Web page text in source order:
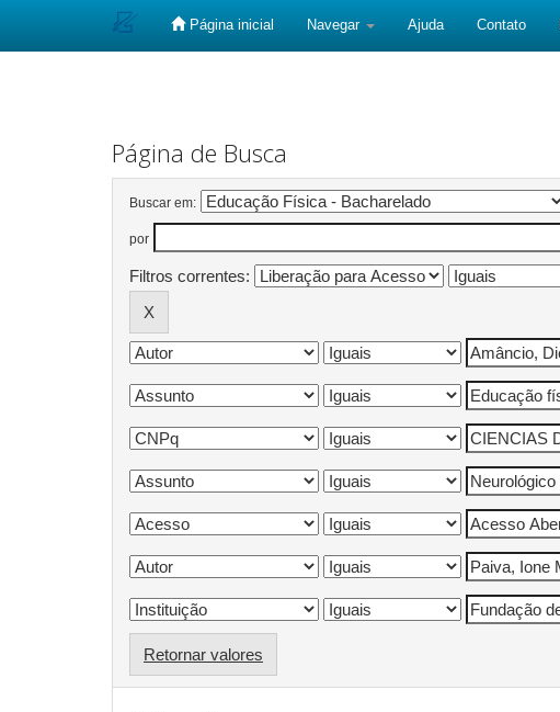
Página inicial Navegar Ajuda Contato
Página de Busca
Buscar em:
por
Filtros correntes:
Retornar valores